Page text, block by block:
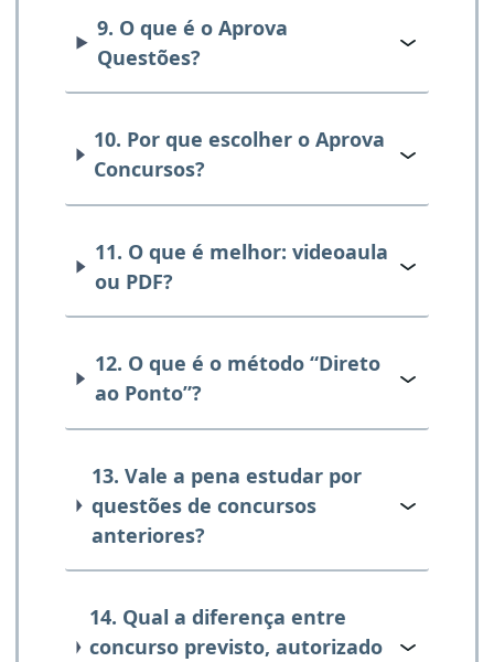
9. O que é o Aprova
Questões?
10. Por que escolher o Aprova
Concursos?
11. O que é melhor: videoaula
ou PDF?
12. O que é o método “Direto
ao Ponto”?
13. Vale a pena estudar por
questões de concursos
anteriores?
14. Qual a diferença entre
concurso previsto, autorizado